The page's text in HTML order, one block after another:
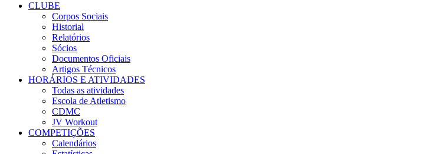
CLUBE
Corpos Sociais
Historial
Relatórios
Sócios
Documentos Oficiais
Artigos Técnicos
HORÁRIOS E ATIVIDADES
Todas as atividades
Escola de Atletismo
CDMC
JV Workout
COMPETIÇÕES
Calendários